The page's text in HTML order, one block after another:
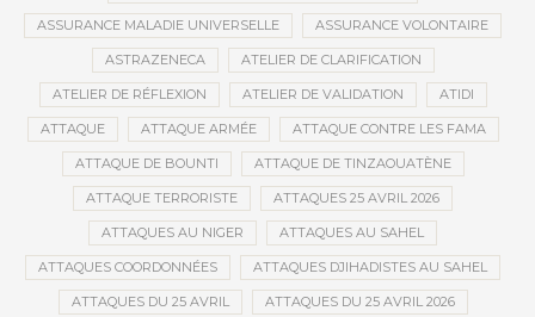
ASSURANCE MALADIE UNIVERSELLE ASSURANCE VOLONTAIRE
ASTRAZENECA ATELIER DE CLARIFICATION
ATELIER DE RÉFLEXION ATELIER DE VALIDATION ATIDI
ATTAQUE ATTAQUE ARMÉE ATTAQUE CONTRE LES FAMA
ATTAQUE DE BOUNTI ATTAQUE DE TINZAOUATÈNE
ATTAQUE TERRORISTE ATTAQUES 25 AVRIL 2026
ATTAQUES AU NIGER ATTAQUES AU SAHEL
ATTAQUES COORDONNÉES ATTAQUES DJIHADISTES AU SAHEL
ATTAQUES DU 25 AVRIL ATTAQUES DU 25 AVRIL 2026